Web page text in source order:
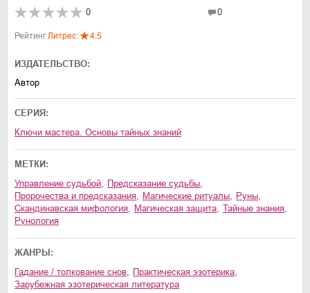
0 0
РейтингЛитрес: 4.5
ИЗДАТЕЛЬСТВО:
Автор
СЕРИЯ:
Ключи мастера. Основы тайных знаний
МЕТКИ:
управление судьбой
предсказание судьбы
пророчества и предсказания
магические ритуалы руны
скандинавская мифология
магическая защита тайные знания
рунология
ЖАНРЫ:
гадание / толкование снов
практическая эзотерика
зарубежная эзотерическая литература